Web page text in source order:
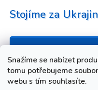
Snažíme se nabízet
tomu potřebujeme
webu s tím souhlasíte.
Stojíme za